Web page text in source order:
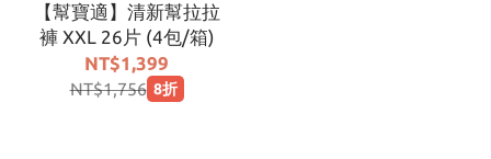
【幫寶適】清新幫拉拉
褲 XXL 26片 (4包/箱)
NT$1,399
NT$1,756 8折